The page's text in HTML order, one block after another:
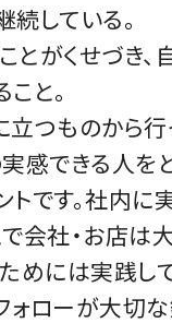
している。
とがくせづき、
と。
立つものから行
実感できる人を
トです。社内に
会社・お店は
ためには実践し
ォローが大切な